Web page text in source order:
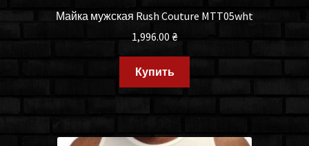
Майка мужская Rush Couture MTT05wht
1,996.00 ₴
Купить